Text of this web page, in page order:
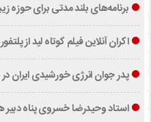
برنامه‌های بلند مدتی برای حوزه
اکران آنلاین فیلم کوتاه لید از
پدر جوان انرژی خورشیدی
استاد وحیدرضا خسروی پناه